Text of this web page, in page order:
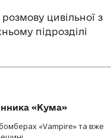
цивільної з
підрозділі
«Кума»
«Vampire» та вже